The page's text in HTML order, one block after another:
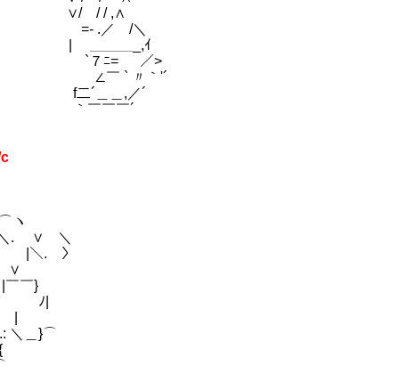
/ / ,∧
.／ /＼
＿_,ｲ
￣ ／>
｀'´
´
´
＼
〉
}
|￣￣
|
＿}⌒